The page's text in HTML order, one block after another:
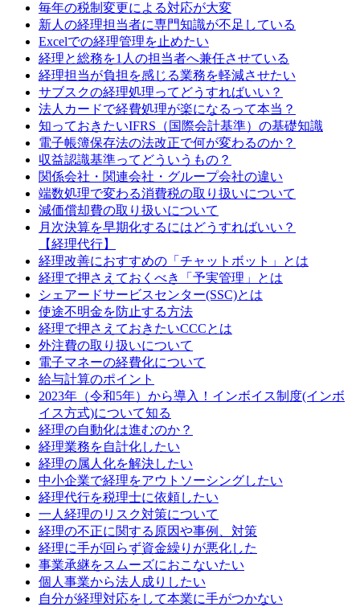
毎年の税制変更による対応が大変
新人の経理担当者に専門知識が不足している
Excelでの経理管理を止めたい
経理と総務を1人の担当者へ兼任させている
経理担当が負担を感じる業務を軽減させたい
サブスクの経理処理ってどうすればいい？
法人カードで経費処理が楽になるって本当？
知っておきたいIFRS（国際会計基準）の基礎知識
電子帳簿保存法の法改正で何が変わるのか？
収益認識基準ってどういうもの？
関係会社・関連会社・グループ会社の違い
端数処理で変わる消費税の取り扱いについて
減価償却費の取り扱いについて
月次決算を早期化するにはどうすればいい？
【経理代行】
経理改善におすすめの「チャットボット」とは
経理で押さえておくべき「予実管理」とは
シェアードサービスセンター(SSC)とは
使途不明金を防止する方法
経理で押さえておきたいCCCとは
外注費の取り扱いについて
電子マネーの経費化について
給与計算のポイント
2023年（令和5年）から導入！インボイス制度(インボ
イス方式)について知る
経理の自動化は進むのか？
経理業務を自計化したい
経理の属人化を解決したい
中小企業で経理をアウトソーシングしたい
経理代行を税理士に依頼したい
一人経理のリスク対策について
経理の不正に関する原因や事例、対策
経理に手が回らず資金繰りが悪化した
事業承継をスムーズにおこないたい
個人事業から法人成りしたい
自分が経理対応をして本業に手がつかない